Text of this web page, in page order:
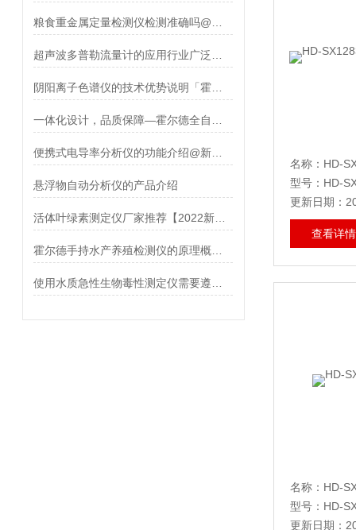
悬浮物自动分析仪的产品介绍
型号：HD-
更新日期：
查看详情
名称：HD-
型号：HD-
更新日期：